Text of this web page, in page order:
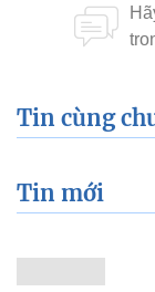
Tin cùng
Tin mới